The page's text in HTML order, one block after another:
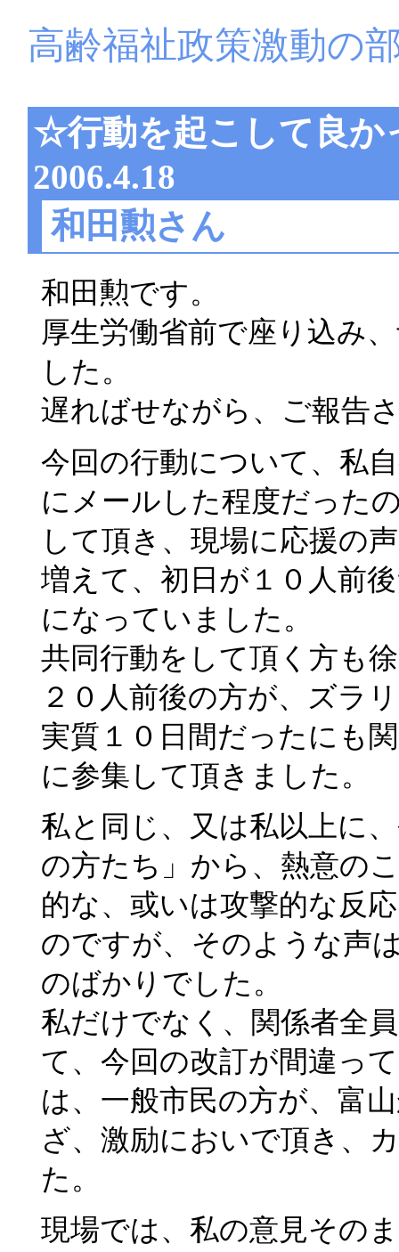
高齢福祉政策激動の
☆行動を起こして良
2006.4.18
和田勲さん
和田勲です。
厚生労働省前で座り込み
した。
遅ればせながら、ご報告
今回の行動について、私
にメールした程度だった
して頂き、現場に応援の
増えて、初日が１０人前
になっていました。
共同行動をして頂く方も
２０人前後の方が、ズラ
実質１０日間だったにも
に参集して頂きました。
私と同じ、又は私以上に
の方たち」から、熱意の
的な、或いは攻撃的な反
のですが、そのような声
のばかりでした。
私だけでなく、関係者全
て、今回の改訂が間違っ
は、一般市民の方が、富
ざ、激励においで頂き、
た。
現場では、私の意見その